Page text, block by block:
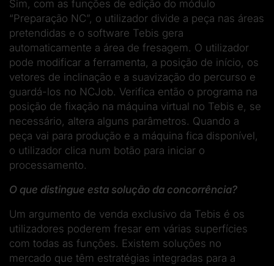
Sim, com as funções de edição do módulo
“Preparação NC”, o utilizador divide a peça nas áreas
pretendidas e o software Tebis gera
automaticamente a área de fresagem. O utilizador
pode modificar a ferramenta, a posição de início, os
vetores de inclinação e a suavização do percurso e
guardá-los no NCJob. Verifica então o programa na
posição de fixação na máquina virtual no Tebis e, se
necessário, altera alguns parâmetros. Quando a
peça vai para produção e a máquina fica disponível,
o utilizador clica num botão para iniciar o
processamento.
O que distingue esta solução da concorrência?
Um argumento de venda exclusivo da Tebis é os
utilizadores poderem fresar em várias superfícies
com todas as funções. Existem soluções no
mercado que têm estratégias integradas para a